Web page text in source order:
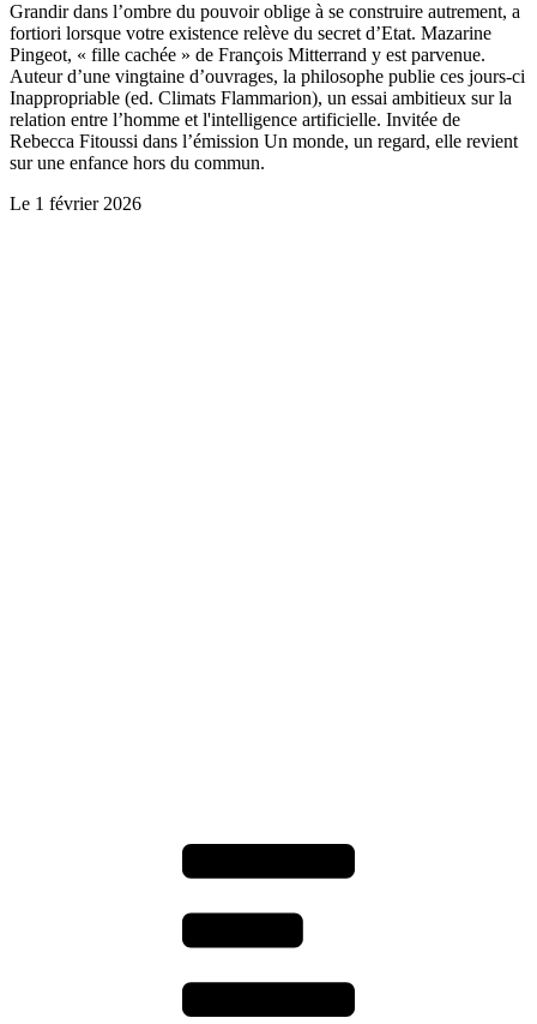
Grandir dans l’ombre du pouvoir oblige à se construire autrement, a
fortiori lorsque votre existence relève du secret d’Etat. Mazarine
Pingeot, « fille cachée » de François Mitterrand y est parvenue.
Auteur d’une vingtaine d’ouvrages, la philosophe publie ces jours-ci
Inappropriable (ed. Climats Flammarion), un essai ambitieux sur la
relation entre l’homme et l'intelligence artificielle. Invitée de
Rebecca Fitoussi dans l’émission Un monde, un regard, elle revient
sur une enfance hors du commun.
Le 1 février 2026